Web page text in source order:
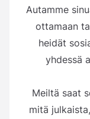
Autamme
ottamaan
heidät
yhdessä
Meiltä saat
mitä